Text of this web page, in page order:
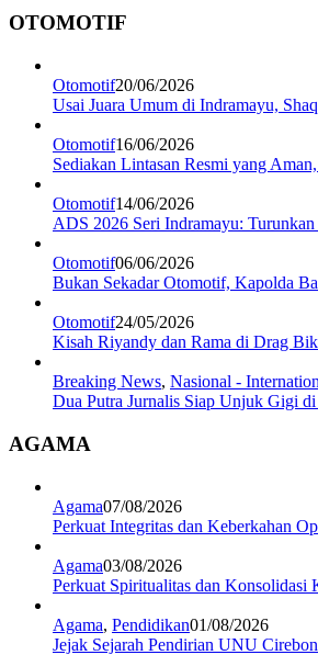
OTOMOTIF
Otomotif20/06/2026
Usai Juara Umum di Indramayu,
Otomotif16/06/2026
Sediakan Lintasan Resmi yang
Otomotif14/06/2026
ADS 2026 Seri Indramayu:
Otomotif06/06/2026
Bukan Sekadar Otomotif, Kapolda
Otomotif24/05/2026
Kisah Riyandy dan Rama di Drag
Breaking News, Nasional -
Dua Putra Jurnalis Siap Unjuk Gigi
AGAMA
Agama07/08/2026
Perkuat Integritas dan Keberkahan
Agama03/08/2026
Perkuat Spiritualitas dan
Agama, Pendidikan01/08/2026
Jejak Sejarah Pendirian UNU